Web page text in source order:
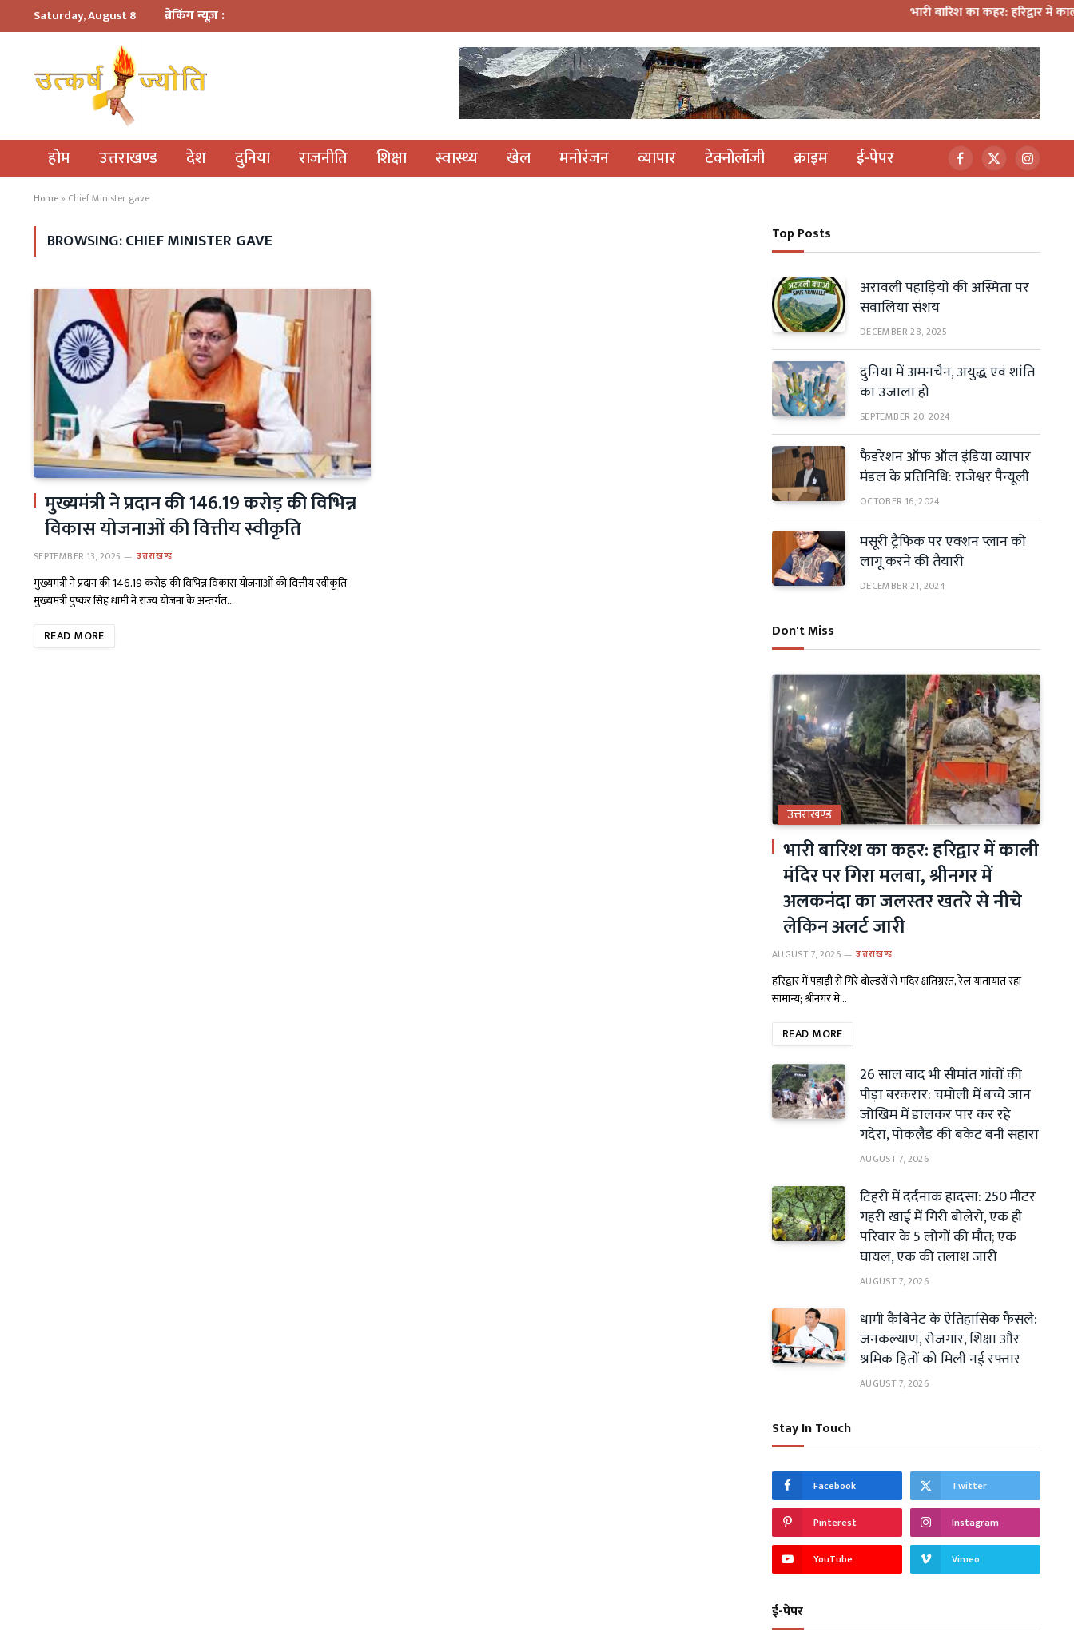
Saturday, August 8 ब्रेकिंग न्यूज़ : भारी बारिश का कहर: हरिद्वार में काली
होम उत्तराखण्ड देश दुनिया राजनीति शिक्षा स्वास्थ्य खेल मनोरंजन व्यापार टेक्नोलॉजी क्राइम ई-पेपर Facebook
X
(Twitter)
Home » Chief Minister gave
BROWSING:CHIEF MINISTER GAVE
मुख्यमंत्री ने प्रदान की 146.19 करोड़ की विभिन्न
विकास योजनाओं की वित्तीय स्वीकृति
SEPTEMBER 13, 2025 उत्तराखण्ड
मुख्यमंत्री ने प्रदान की 146.19 करोड़ की विभिन्न विकास योजनाओं की वित्तीय स्वीकृति
मुख्यमंत्री पुष्कर सिंह धामी ने राज्य योजना के अन्तर्गत…
READ MORE
Top Posts
अरावली पहाड़ियों की अस्मिता पर
सवालिया संशय
DECEMBER 28, 2025
दुनिया में अमनचैन, अयुद्ध एवं शांति
का उजाला हो
SEPTEMBER 20, 2024
फैडरेशन ऑफ ऑल इंडिया व्यापार
मंडल के प्रतिनिधि: राजेश्वर पैन्यूली
OCTOBER 16, 2024
मसूरी ट्रैफिक पर एक्शन प्लान को
लागू करने की तैयारी
DECEMBER 21, 2024
Don't Miss
उत्तराखण्ड
भारी बारिश का कहर: हरिद्वार में काली
मंदिर पर गिरा मलबा, श्रीनगर में
अलकनंदा का जलस्तर खतरे से नीचे
लेकिन अलर्ट जारी
AUGUST 7, 2026 उत्तराखण्ड
हरिद्वार में पहाड़ी से गिरे बोल्डरों से मंदिर क्षतिग्रस्त, रेल यातायात रहा
सामान्य; श्रीनगर में…
READ MORE
26 साल बाद भी सीमांत गांवों की
पीड़ा बरकरार: चमोली में बच्चे जान
जोखिम में डालकर पार कर रहे
गदेरा, पोकलैंड की बकेट बनी सहारा
AUGUST 7, 2026
टिहरी में दर्दनाक हादसा: 250 मीटर
गहरी खाई में गिरी बोलेरो, एक ही
परिवार के 5 लोगों की मौत; एक
घायल, एक की तलाश जारी
AUGUST 7, 2026
धामी कैबिनेट के ऐतिहासिक फैसले:
जनकल्याण, रोजगार, शिक्षा और
श्रमिक हितों को मिली नई रफ्तार
AUGUST 7, 2026
Stay In Touch
Facebook Twitter
Pinterest Instagram
YouTube Vimeo
ई-पेपर